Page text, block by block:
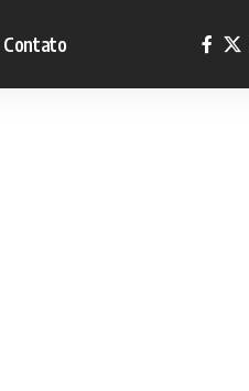
Contato